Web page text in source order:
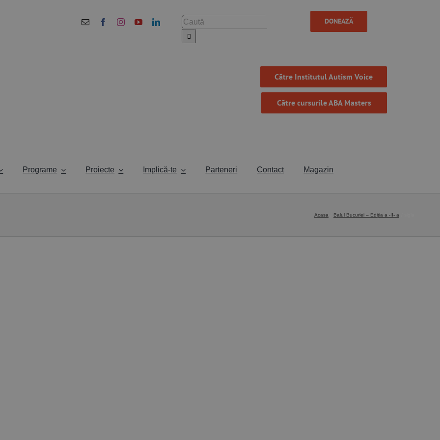
Cautare... DONEAZĂ
Către Institutul Autism Voice
Către cursurile ABA Masters
Programe Proiecte Implică-te Parteneri Contact Magazin
Acasa Balul Bucuriei – Ediția a -II- a